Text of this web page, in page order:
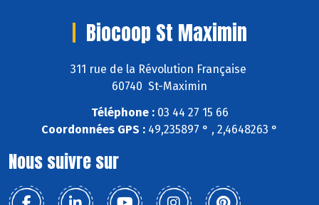
Biocoop St Maximin
311 rue de la Révolution Française
60740 St-Maximin
Téléphone :03 44 27 15 66
Coordonnées GPS : 49,235897 ° , 2,4648263 °
Nous suivre sur